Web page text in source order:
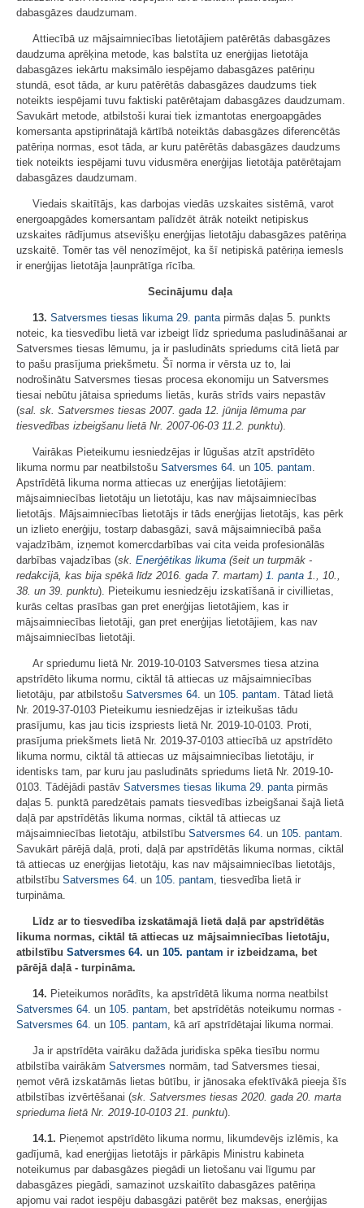
dabasgāzes daudzumam.
Attiecībā uz mājsaimniecības lietotājiem patērētās dabasgāzes
daudzuma aprēķina metode, kas balstīta uz enerģijas lietotāja
dabasgāzes iekārtu maksimālo iespējamo dabasgāzes patēriņu
stundā, esot tāda, ar kuru patērētās dabasgāzes daudzums tiek
noteikts iespējami tuvu faktiski patērētajam dabasgāzes daudzumam.
Savukārt metode, atbilstoši kurai tiek izmantotas energoapgādes
komersanta apstiprinātajā kārtībā noteiktās dabasgāzes diferencētās
patēriņa normas, esot tāda, ar kuru patērētās dabasgāzes daudzums
tiek noteikts iespējami tuvu vidusmēra enerģijas lietotāja patērētajam
dabasgāzes daudzumam.
Viedais skaitītājs, kas darbojas viedās uzskaites sistēmā, varot
energoapgādes komersantam palīdzēt ātrāk noteikt netipiskus
uzskaites rādījumus atsevišķu enerģijas lietotāju dabasgāzes patēriņa
uzskaitē. Tomēr tas vēl nenozīmējot, ka šī netipiskā patēriņa iemesls
ir enerģijas lietotāja ļaunprātīga rīcība.
Secinājumu daļa
13. Satversmes tiesas likuma 29. panta pirmās daļas 5. punkts
noteic, ka tiesvedību lietā var izbeigt līdz sprieduma pasludināšanai ar
Satversmes tiesas lēmumu, ja ir pasludināts spriedums citā lietā par
to pašu prasījuma priekšmetu. Šī norma ir vērsta uz to, lai
nodrošinātu Satversmes tiesas procesa ekonomiju un Satversmes
tiesai nebūtu jātaisa spriedums lietās, kurās strīds vairs nepastāv
(sal. sk. Satversmes tiesas 2007. gada 12. jūnija lēmuma par
tiesvedības izbeigšanu lietā Nr. 2007-06-03 11.2. punktu).
Vairākas Pieteikumu iesniedzējas ir lūgušas atzīt apstrīdēto
likuma normu par neatbilstošu Satversmes 64. un 105. pantam
Apstrīdētā likuma norma attiecas uz enerģijas lietotājiem:
mājsaimniecības lietotāju un lietotāju, kas nav mājsaimniecības
lietotājs. Mājsaimniecības lietotājs ir tāds enerģijas lietotājs, kas pērk
un izlieto enerģiju, tostarp dabasgāzi, savā mājsaimniecībā paša
vajadzībām, izņemot komercdarbības vai cita veida profesionālās
darbības vajadzības (sk. Enerģētikas likuma (šeit un turpmāk -
redakcijā, kas bija spēkā līdz 2016. gada 7. martam) 1. panta 1., 10.,
38. un 39. punktu). Pieteikumu iesniedzēju izskatīšanā ir civillietas,
kurās celtas prasības gan pret enerģijas lietotājiem, kas ir
mājsaimniecības lietotāji, gan pret enerģijas lietotājiem, kas nav
mājsaimniecības lietotāji.
Ar spriedumu lietā Nr. 2019-10-0103 Satversmes tiesa atzina
apstrīdēto likuma normu, ciktāl tā attiecas uz mājsaimniecības
lietotāju, par atbilstošu Satversmes 64. un 105. pantam . Tātad lietā
Nr. 2019-37-0103 Pieteikumu iesniedzējas ir izteikušas tādu
prasījumu, kas jau ticis izspriests lietā Nr. 2019-10-0103. Proti,
prasījuma priekšmets lietā Nr. 2019-37-0103 attiecībā uz apstrīdēto
likuma normu, ciktāl tā attiecas uz mājsaimniecības lietotāju, ir
identisks tam, par kuru jau pasludināts spriedums lietā Nr. 2019-10-
0103. Tādējādi pastāv Satversmes tiesas likuma 29. panta pirmās
daļas 5. punktā paredzētais pamats tiesvedības izbeigšanai šajā lietā
daļā par apstrīdētās likuma normas, ciktāl tā attiecas uz
mājsaimniecības lietotāju, atbilstību Satversmes 64. un 105. pantam
Savukārt pārējā daļā, proti, daļā par apstrīdētās likuma normas, ciktāl
tā attiecas uz enerģijas lietotāju, kas nav mājsaimniecības lietotājs,
atbilstību Satversmes 64. un 105. pantam , tiesvedība lietā ir
turpināma.
Līdz ar to tiesvedība izskatāmajā lietā daļā par apstrīdētās
likuma normas, ciktāl tā attiecas uz mājsaimniecības lietotāju,
atbilstību Satversmes 64. un 105. pantam ir izbeidzama, bet
pārējā daļā - turpināma.
14. Pieteikumos norādīts, ka apstrīdētā likuma norma neatbilst
Satversmes 64. un 105. pantam , bet apstrīdētās noteikumu normas -
Satversmes 64. un 105. pantam , kā arī apstrīdētajai likuma normai.
Ja ir apstrīdēta vairāku dažāda juridiska spēka tiesību normu
atbilstība vairākām Satversmes normām, tad Satversmes tiesai,
ņemot vērā izskatāmās lietas būtību, ir jānosaka efektīvākā pieeja šīs
atbilstības izvērtēšanai (sk. Satversmes tiesas 2020. gada 20. marta
sprieduma lietā Nr. 2019-10-0103 21. punktu).
14.1. Pieņemot apstrīdēto likuma normu, likumdevējs izlēmis, ka
gadījumā, kad enerģijas lietotājs ir pārkāpis Ministru kabineta
noteikumus par dabasgāzes piegādi un lietošanu vai līgumu par
dabasgāzes piegādi, samazinot uzskaitīto dabasgāzes patēriņa
apjomu vai radot iespēju dabasgāzi patērēt bez maksas, enerģijas